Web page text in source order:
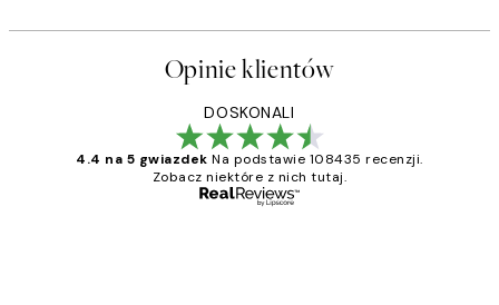
Opinie klientów
DOSKONALI
4.4 na 5 gwiazdek Na podstawie 108435 recenzji.
Zobacz niektóre z nich tutaj.